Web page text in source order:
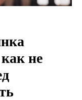
не